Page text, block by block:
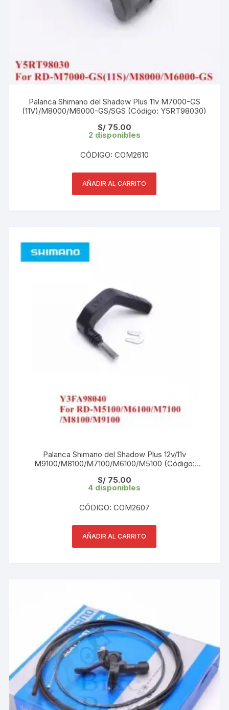
Palanca Shimano del Shadow Plus 11v M7000-GS
(11V)/M8000/M6000-GS/SGS (Código: Y5RT98030)
S/75.00
2 disponibles
CÓDIGO: COM2610
AÑADIR AL CARRITO
Palanca Shimano del Shadow Plus 12v/11v
M9100/M8100/M7100/M6100/M5100 (Código:
S/75.00
4 disponibles
CÓDIGO: COM2607
AÑADIR AL CARRITO